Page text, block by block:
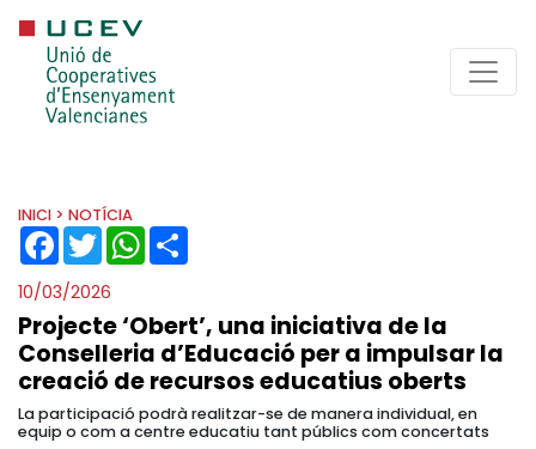
INICI > NOTÍCIA
FACEBOOK
TWITTERWHATSAPP
10/03/2026
Projecte ‘Obert’, una iniciativa de la
Conselleria d’Educació per a impulsar la
creació de recursos educatius oberts
La participació podrà realitzar-se de manera individual, en
equip o com a centre educatiu tant públics com concertats